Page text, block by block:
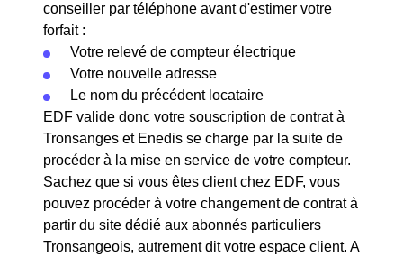
conseiller par téléphone avant d'estimer votre
forfait :
Votre relevé de compteur électrique
Votre nouvelle adresse
Le nom du précédent locataire
EDF valide donc votre souscription de contrat à
Tronsanges et Enedis se charge par la suite de
procéder à la mise en service de votre compteur.
Sachez que si vous êtes client chez EDF, vous
pouvez procéder à votre changement de contrat à
partir du site dédié aux abonnés particuliers
Tronsangeois, autrement dit votre espace client. A